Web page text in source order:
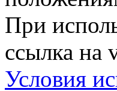
При
ссылка на
Условия